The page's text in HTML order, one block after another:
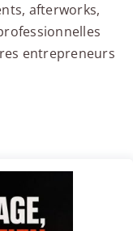
afterworks,
entrepreneurs